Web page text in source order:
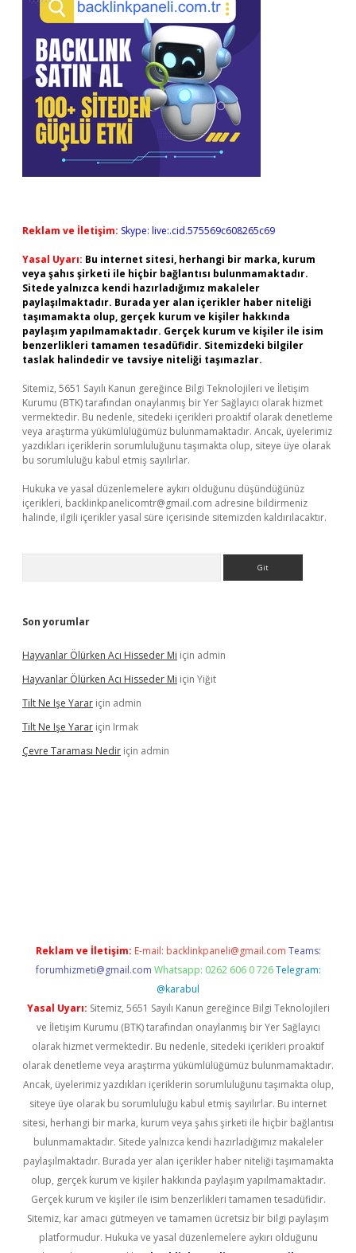
Reklam ve İletişim: Skype: live:.cid.575569c608265c69
Yasal Uyarı: Bu internet sitesi, herhangi bir marka, kurum
veya şahıs şirketi ile hiçbir bağlantısı bulunmamaktadır.
Sitede yalnızca kendi hazırladığımız makaleler
paylaşılmaktadır. Burada yer alan içerikler haber niteliği
taşımamakta olup, gerçek kurum ve kişiler hakkında
paylaşım yapılmamaktadır. Gerçek kurum ve kişiler ile isim
benzerlikleri tamamen tesadüfidir. Sitemizdeki bilgiler
taslak halindedir ve tavsiye niteliği taşımazlar.
Sitemiz, 5651 Sayılı Kanun gereğince Bilgi Teknolojileri ve İletişim
Kurumu (BTK) tarafından onaylanmış bir Yer Sağlayıcı olarak hizmet
vermektedir. Bu nedenle, sitedeki içerikleri proaktif olarak denetleme
veya araştırma yükümlülüğümüz bulunmamaktadır. Ancak, üyelerimiz
yazdıkları içeriklerin sorumluluğunu taşımakta olup, siteye üye olarak
bu sorumluluğu kabul etmiş sayılırlar.
Hukuka ve yasal düzenlemelere aykırı olduğunu düşündüğünüz
içerikleri, backlinkpanelicomtr@gmail.com adresine bildirmeniz
halinde, ilgili içerikler yasal süre içerisinde sitemizden kaldırılacaktır.
Son yorumlar
Hayvanlar Ölürken Acı Hisseder Mi için admin
Hayvanlar Ölürken Acı Hisseder Mi için Yiğit
Tilt Ne Işe Yarar için admin
Tilt Ne Işe Yarar için Irmak
Çevre Taraması Nedir için admin
Reklam ve İletişim: E-mail: backlinkpaneli@gmail.com Teams:
forumhizmeti@gmail.com Whatsapp: 0262 606 0 726 Telegram:
@karabul
Yasal Uyarı: Sitemiz, 5651 Sayılı Kanun gereğince Bilgi Teknolojileri
ve İletişim Kurumu (BTK) tarafından onaylanmış bir Yer Sağlayıcı
olarak hizmet vermektedir. Bu nedenle, sitedeki içerikleri proaktif
olarak denetleme veya araştırma yükümlülüğümüz bulunmamaktadır.
Ancak, üyelerimiz yazdıkları içeriklerin sorumluluğunu taşımakta olup,
siteye üye olarak bu sorumluluğu kabul etmiş sayılırlar. Bu internet
sitesi, herhangi bir marka, kurum veya şahıs şirketi ile hiçbir bağlantısı
bulunmamaktadır. Sitede yalnızca kendi hazırladığımız makaleler
paylaşılmaktadır. Burada yer alan içerikler haber niteliği taşımamakta
olup, gerçek kurum ve kişiler hakkında paylaşım yapılmamaktadır.
Gerçek kurum ve kişiler ile isim benzerlikleri tamamen tesadüfidir.
Sitemiz, kar amacı gütmeyen ve tamamen ücretsiz bir bilgi paylaşım
platformudur. Hukuka ve yasal düzenlemelere aykırı olduğunu